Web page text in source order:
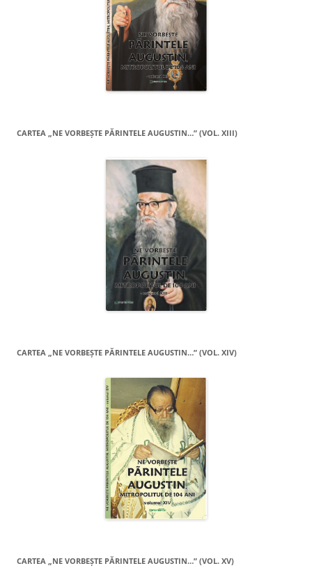
CARTEA „NE VORBEŞTE PĂRINTELE AUGUSTIN…” (VOL. XIII)
CARTEA „NE VORBEŞTE PĂRINTELE AUGUSTIN…” (VOL. XIV)
CARTEA „NE VORBEŞTE PĂRINTELE AUGUSTIN…” (VOL. XV)